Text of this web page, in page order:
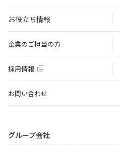
お役立ち情報
企業のご担当の方
採用情報
お問い合わせ
グループ会社